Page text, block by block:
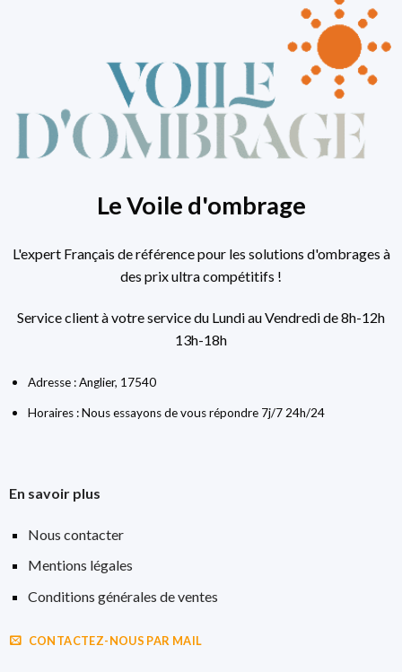
Le Voile d'ombrage
L'expert Français de référence pour les solutions d'ombrages à
des prix ultra compétitifs !
Service client à votre service du Lundi au Vendredi de 8h-12h
13h-18h
Adresse : Anglier, 17540
Horaires : Nous essayons de vous répondre 7j/7 24h/24
En savoir plus
Nous contacter
Mentions légales
Conditions générales de ventes
CONTACTEZ-NOUS PAR MAIL